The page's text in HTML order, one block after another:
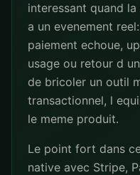
interessant quand
a un evenement
paiement echoue,
usage ou retour d
de bricoler un outil
transactionnel, l
le meme produit.
Le point fort dans
native avec Stripe,